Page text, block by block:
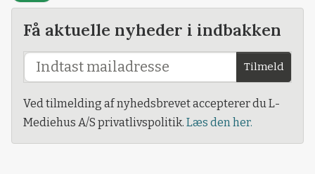
Få aktuelle nyheder i indbakken
Tilmeld
Ved tilmelding af nyhedsbrevet accepterer du L-
Mediehus A/S privatlivspolitik. Læs den her.